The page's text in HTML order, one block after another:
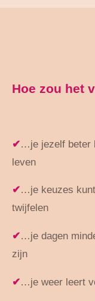
Hoe zou het
✔…je jezelf beter
leven
✔…je keuzes
twijfelen
✔…je dagen
zijn
✔…je weer leert